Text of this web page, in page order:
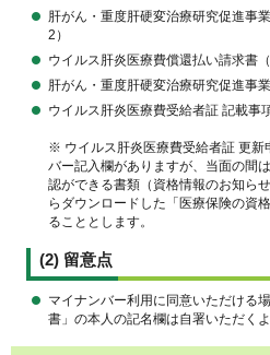
肝がん・重度肝硬変治療研究促進事
2）
ウイルス肝炎医療費償還払い請求書（
肝がん・重度肝硬変治療研究促進事
ウイルス肝炎医療費受給者証 記載事
※ ウイルス肝炎医療費受給者証 更新
バー記入欄がありますが、当面の間
認ができる書類（資格情報のお知ら
らダウンロードした「医療保険の資
ることとします。
(2) 留意点
マイナンバー利用に同意いただける
書」の本人の記名欄は自署いただく